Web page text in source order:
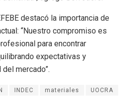
destacó la importancia de
“Nuestro compromiso es
para encontrar
expectativas y
mercado”.
INDEC materiales UOCRA